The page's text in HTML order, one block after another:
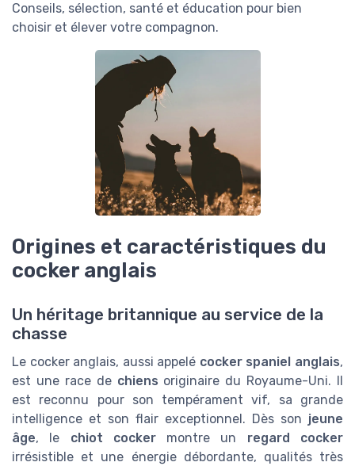
Conseils, sélection, santé et éducation pour bien
choisir et élever votre compagnon.
Origines et caractéristiques du
cocker anglais
Un héritage britannique au service de la
chasse
Le cocker anglais, aussi appelé cocker spaniel anglais,
est une race de chiens originaire du Royaume-Uni. Il
est reconnu pour son tempérament vif, sa grande
intelligence et son flair exceptionnel. Dès son jeune
âge, le chiot cockermontre un regard cocker
irrésistible et une énergie débordante, qualités très